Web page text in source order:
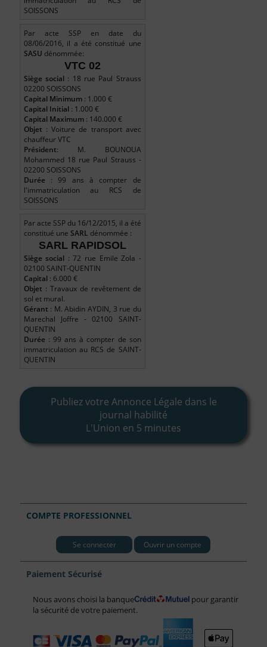
SOISSONS
Par acte SSP en date du
08/06/2016, il a été constitué une
SASU dénommée:
VTC 02
Siège social : 18 rue Paul Strauss
02200 SOISSONS
Capital Minimum: 1.000 €
Capital Initial: 1.000 €
Capital Maximum: 140.000 €
Objet : Voiture de transport avec
chauffeur VTC
Président: M. BOUNOUA
Mohammed 18 rue Paul Strauss -
02200 SOISSONS
Durée : 99 ans à compter de
l'immatriculation au RCS de
SOISSONS
Par acte SSP du 16/12/2015, il a été
constitué une SARL dénommée :
SARL RAPIDSOL
Siège social : 72 rue Emile Zola -
02100 SAINT-QUENTIN
Capital : 6.000 €
Objet : Travaux de revêtement de
sol et mural.
Gérant : M. Abidin AYDIN, 3 rue du
Marechal Joffre - 02100 SAINT-
QUENTIN
Durée : 99 ans à compter de son
immatriculation au RCS de SAINT-
QUENTIN
Publiez votre Annonce Légale dans le
journal habilité
L'Union en 5 minutes
COMPTE PROFESSIONNEL
Se connecter Ouvrir un compte
Paiement Sécurisé
Nous avons choisi la banque
pour garantir
la sécurité de votre paiement.